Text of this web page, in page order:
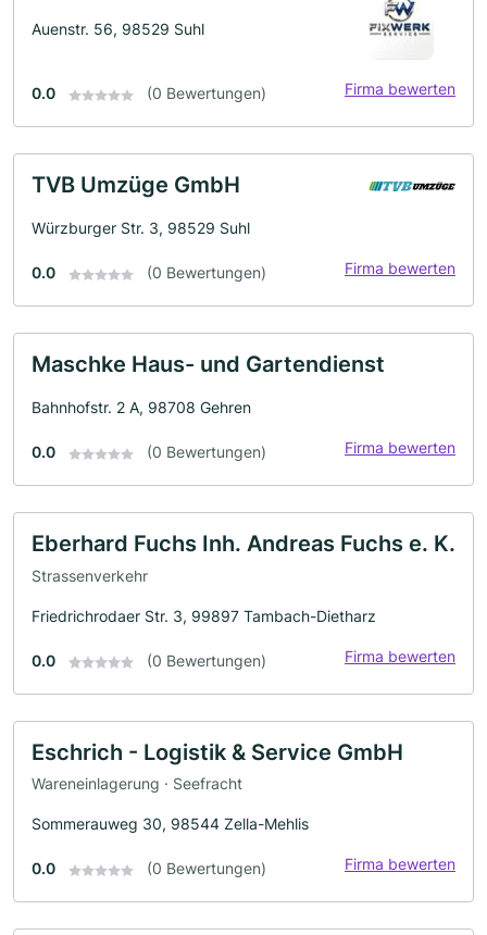
Auenstr. 56, 98529 Suhl
0.0 (0 Bewertungen) Firma bewerten
TVB Umzüge GmbH
Würzburger Str. 3, 98529 Suhl
0.0 (0 Bewertungen) Firma bewerten
Maschke Haus- und Gartendienst
Bahnhofstr. 2 A, 98708 Gehren
0.0 (0 Bewertungen) Firma bewerten
Eberhard Fuchs Inh. Andreas Fuchs e. K.
Strassenverkehr
Friedrichrodaer Str. 3, 99897 Tambach-Dietharz
0.0 (0 Bewertungen) Firma bewerten
Eschrich - Logistik & Service GmbH
Wareneinlagerung · Seefracht
Sommerauweg 30, 98544 Zella-Mehlis
0.0 (0 Bewertungen) Firma bewerten